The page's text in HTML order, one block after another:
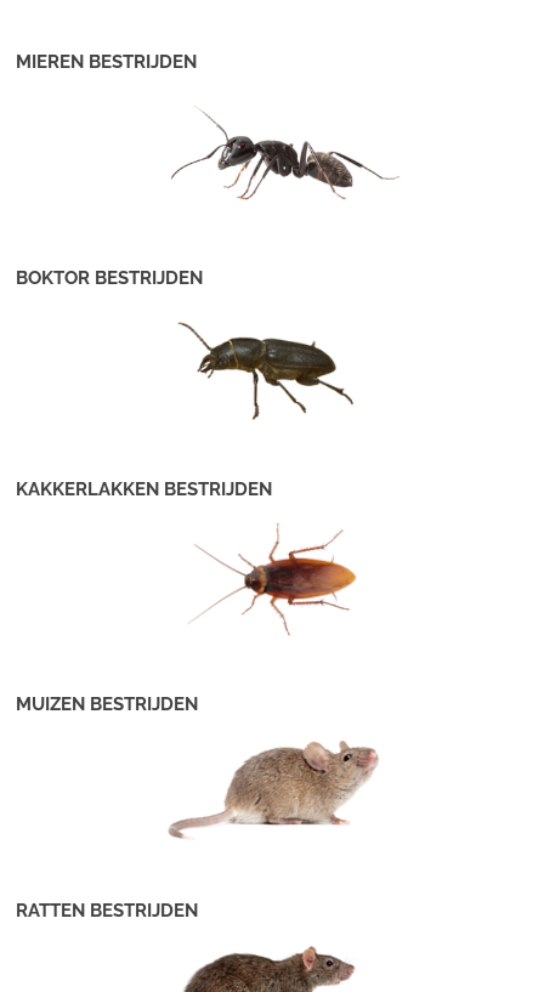
MIEREN BESTRIJDEN
BOKTOR BESTRIJDEN
KAKKERLAKKEN BESTRIJDEN
MUIZEN BESTRIJDEN
RATTEN BESTRIJDEN